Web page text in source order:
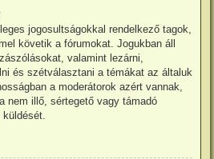
jogosultságokkal rendelkező tagok,
követik a fórumokat. Jogukban áll
valamint lezárni,
és szétválasztani a témákat az általuk
a moderátorok azért vannak,
nem illő, sértegető vagy támadó
küldését.